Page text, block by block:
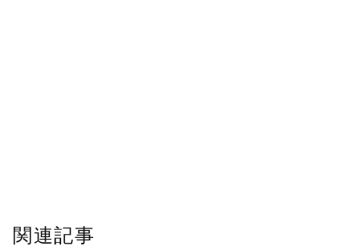
関連記事